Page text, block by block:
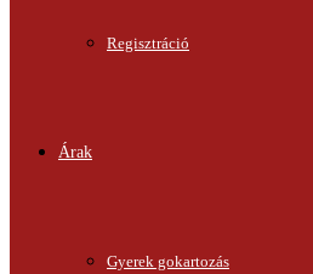
Regisztráció
Árak
Gyerek gokartozás